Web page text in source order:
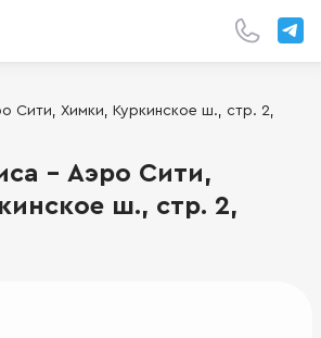
Сити, Химки, Куркинское ш., стр. 2,
- Аэро Сити,
ш., стр. 2,